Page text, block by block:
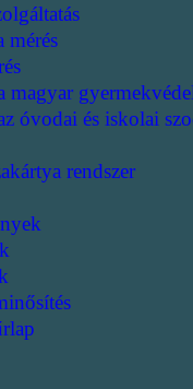
mérés
magyar
óvodai és iskolai
rendszer